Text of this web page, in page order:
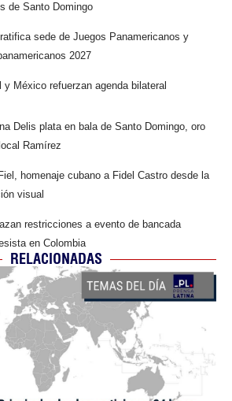
de Santo Domingo
sede de Juegos Panamericanos y
2027
y México refuerzan agenda bilateral
Delis plata en bala de Santo Domingo, oro
Ramírez
homenaje cubano a Fidel Castro desde la
visual
restricciones a evento de bancada
en Colombia
RELACIONADAS